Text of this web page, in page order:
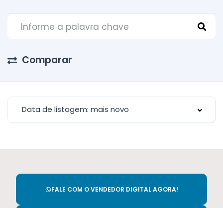
Comparar
Data de listagem: mais novo
FALE COM O VENDEDOR DIGITAL AGORA!